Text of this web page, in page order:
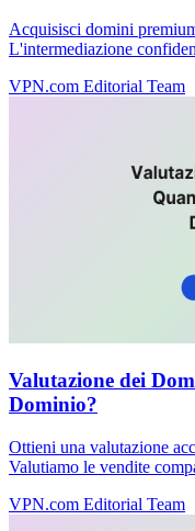
Acquisisci domini
L'intermediazione
VPN.com Editorial Team
Valutazione dei
Dominio?
Ottieni una valutazione
Valutiamo le vendite
del tuo dominio.
VPN.com Editorial Team